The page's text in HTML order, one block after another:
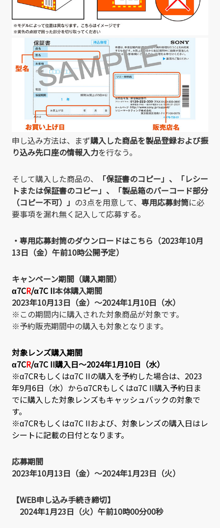
申し込み方法は、まず購入した商品を製品登録および振
り込み先口座の情報入力を行なう。
そして購入した商品の、
「保証書のコピー」、「レシー
トまたは保証書のコピー」、「製品箱のバーコード部分
（コピー不可）」 の3点を用意して、 専用応募封筒に必
要事項を漏れ無く記入して応募する。
・専用応募封筒のダウンロードはこちら（2023年10月
13日（金）午前10時公開予定）
キャンペーン期間（購入期間）
α7CR/α7C II本体購入期間
2023年10月13日（金）～2024年1月10日（水）
※この期間内に購入された対象商品が対象です。
※予約販売期間中の購入も対象となります。
対象レンズ購入期間
α7CR/α7C II購入日～2024年1月10日（水）
※α7CRもしくはα7C IIの購入を予約した場合は、2023
年9月6日（水）からα7CRもしくはα7C II購入予約日ま
でに購入した対象レンズもキャッシュバックの対象で
す。
※α7CRもしくはα7C IIおよび、対象レンズの購入日はレ
シートに記載の日付となります。
応募期間
2023年10月13日（金）～2024年1月23日（火）
【WEB申し込み手続き締切】
2024年1月23日（火）午前10時00分00秒